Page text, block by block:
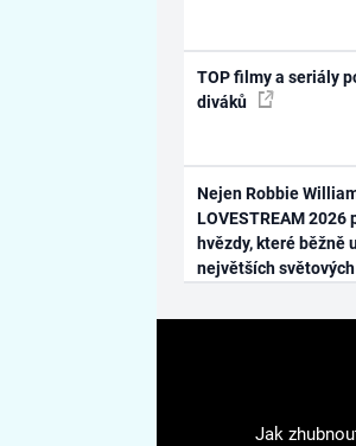
TOP filmy a seriály
diváků
Nejen Robbie
LOVESTREAM 2026
hvězdy, které běžně
největších
Jak